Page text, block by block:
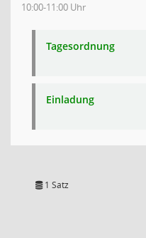
10:00-11:00 Uhr
Tagesordnung
Einladung
1 Satz